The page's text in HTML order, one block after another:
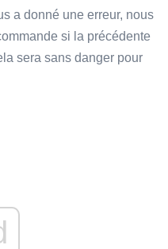
a donné une erreur, nous
si la précédente
sera sans danger pour